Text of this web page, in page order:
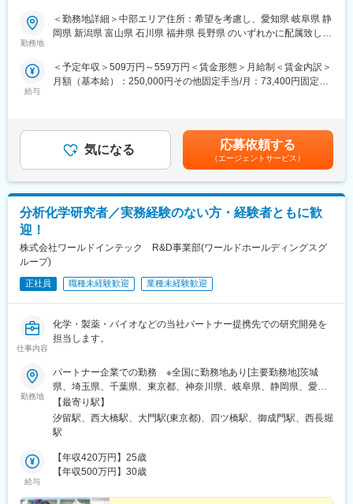
・入居時の引越し費用：会社負担（会社指定業者）
て「医療経営士」の取得を目指していただくことも可能です。
(2)プロジェクトマネジメント体制：プロジェクトマネージャー、
として結果を出せるように万全のサポート体制を整えています。
(3)豊富なプロジェクト数、50社を超える多数の取引メーカー：同
年代のMRの方が活躍されています。
■中途入社社員の年収例
・入社3年目（MR経験者）28歳：642万（月給＋日当＋住宅手
当）
・入社5年目（MR経験者）33歳：712万（月給＋日当＋住宅手
当）
★本ポジションは、未経験から医療業界で活躍できます！
・医療を通じて社会に貢献したい
・仕事を通じて学びを深め自己の成長を実感したい
・内資系の安定企業で働きたい
という方にはおススメです！
MR（医薬情報担当者）として、ドクターや医薬品卸へ訪問、医薬
品に関する情報提供を行います。
＜MRとは＞
医薬品販売に際し、医師への医薬品の効果、効能、副作用を情報
提供がミッションです。
いのか」などの情報が付加されて、初めて効果的に使うことがで
きます。医師への適切な医薬品情報の提供を通じて、患者さんの
└医薬品や医療業界、営業方法についての知識を身につけます。
・導入教育終了後は、Web講義、e-Learning、集合研修を組み合
す。
・現場配属後も月1回以上の面談を設けており、成果を出すための
フォロー体制を整えております。
★入社同期がいるため、一緒に頑張れる環境です！専門性の高い
営業職が目指せます。
■魅力ポイント：
＜安定性＞
にくく、安定した売上を誇っています。
勤務地
＜勤務地詳細＞中部エリア住所：希望を考慮し、愛知県 岐阜県 静
岡県 新潟県 富山県 石川県 福井県 長野県 のいずれかに配属致しま
給与
＜予定年収＞509万円～559万円＜賃金形態＞月給制＜賃金内訳＞
月額（基本給）：250,000円その他固定手当/月：73,400円固定残
どを考慮し、規定により決定します。※年収の他に別途日当（月額
3～4万円）・諸手当有昇給：年1回★頑張りに応じて年収UP★赴
任先の評価次第で大幅に年収をUPできます。（年2回業績給改
定）賃金はあくまでも目安の金額であり、選考を通じて上下する
可能性があります。月給(月額)は固定手当を含めた表記です。
気になる 応募依頼する
（エージェントサービス）
分析化学研究者／実務経験のない方・経験者ともに歓
迎！
株式会社ワールドインテック R&D事業部(ワールドホールディングスグ
ループ)
正社員 職種未経験歓迎 業種未経験歓迎
仕事内容
化学・製薬・バイオなどの当社パートナー提携先での研究開発を
担当します。
勤務地
パートナー企業での勤務 ※全国に勤務地あり[主要勤務地]茨城
県、埼玉県、千葉県、東京都、神奈川県、岐阜県、静岡県、愛知
県、三重県、滋賀県、京都府、大阪府、兵庫県、広島県、福岡県※
勤務地・配属先企業は、十分に話し合った上で、あなたのご経験
やご希望を考慮し決定します。＼NEW！エリア制度導入／全国で
望をお聞かせください！詳細は選考時にご案内いたします。
【最寄り駅】
汐留駅、西大橋駅、大門駅(東京都)、四ツ橋駅、御成門駅、西長堀
駅
給与
【年収420万円】25歳
【年収500万円】30歳